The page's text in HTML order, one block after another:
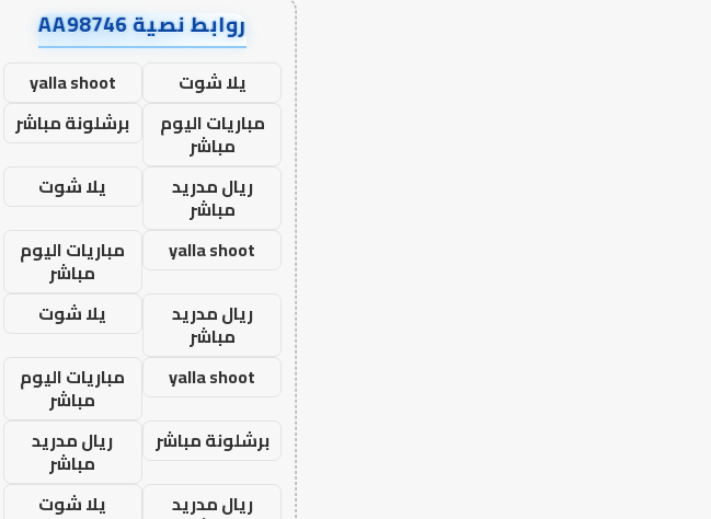
روابط نصية AA98746
يلا شوت
yalla shoot
مباريات اليوم
مباشر
برشلونة مباشر
ريال مدريد
مباشر
يلا شوت
yalla shoot
مباريات اليوم
مباشر
ريال مدريد
مباشر
يلا شوت
yalla shoot
مباريات اليوم
مباشر
برشلونة مباشر
ريال مدريد
مباشر
ريال مدريد
يلا شوت